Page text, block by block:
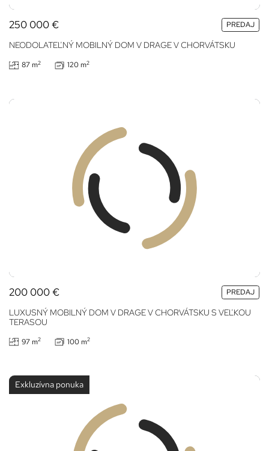
250 000€ PREDAJ
NEODOLATEĽNÝ MOBILNÝ DOM V DRAGE V CHORVÁTSKU
87 m2 120 m2
200 000€ PREDAJ
LUXUSNÝ MOBILNÝ DOM V DRAGE V CHORVÁTSKU S VEĽKOU
TERASOU
97 m2 100 m2
Exkluzívna ponuka